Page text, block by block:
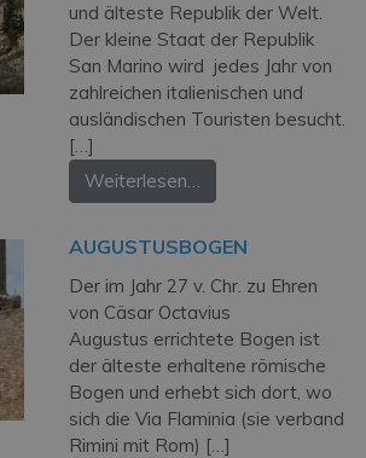
und älteste Republik der Welt.
Der kleine Staat der Republik
San Marino wird jedes Jahr von
zahlreichen italienischen und
ausländischen Touristen besucht.
[…]
Weiterlesen…
AUGUSTUSBOGEN
Der im Jahr 27 v. Chr. zu Ehren
von Cäsar Octavius
Augustus errichtete Bogen ist
der älteste erhaltene römische
Bogen und erhebt sich dort, wo
sich die Via Flaminia (sie verband
Rimini mit Rom) […]